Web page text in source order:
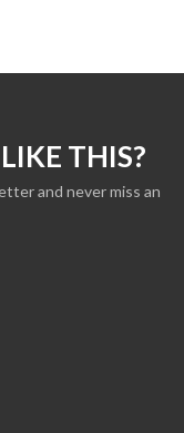
THIS?
and never miss an